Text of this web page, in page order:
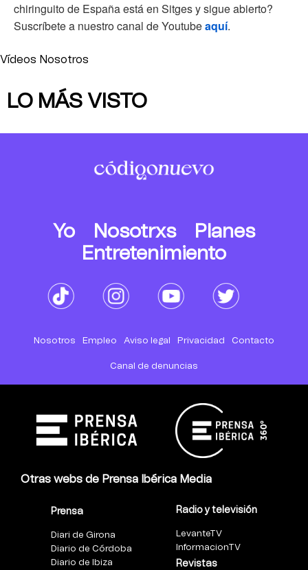
chiringuito de España está en Sitges y sigue abierto?
Suscríbete a nuestro canal de Youtubeaquí.
Vídeos Nosotros
LO MÁS VISTO
Yo Nosotrxs
Planes
Entretenimiento
Nosotros Empleo Aviso legal Privacidad Contacto
Canal de denuncias
Otras webs de Prensa Ibérica Media
Prensa
Diari de Girona
Diario de Córdoba
Diario de Ibiza
Radio y televisión
LevanteTV
InformacionTV
Revistas